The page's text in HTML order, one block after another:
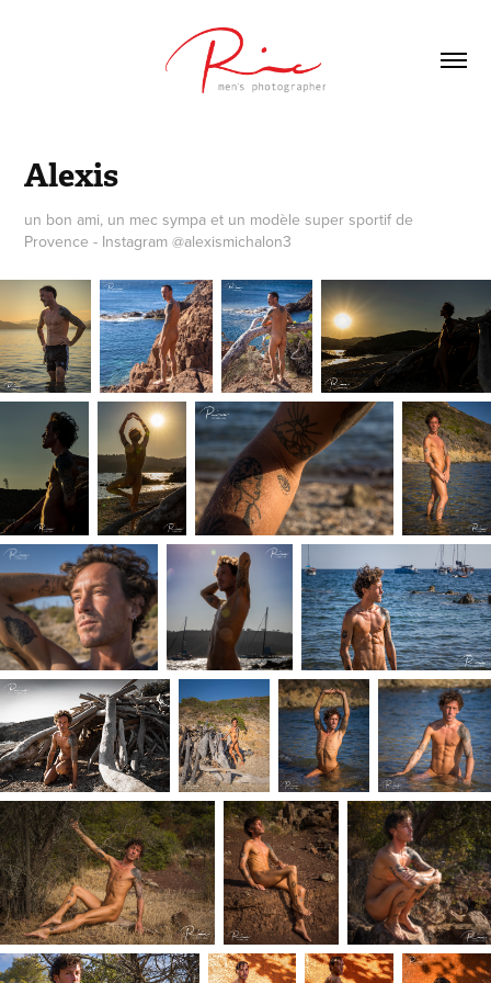
Alexis
un bon ami, un mec sympa et un modèle super sportif de
Provence - Instagram @alexismichalon3